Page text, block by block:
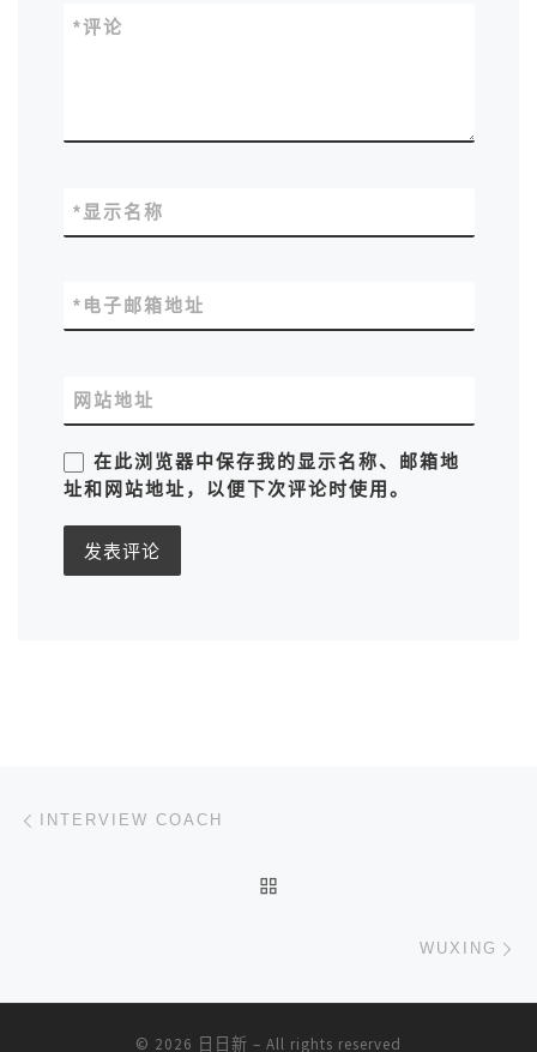
评论
*
显示名称
*
电子邮箱地址
*
网站地址
在此浏览器中保存我的显示名称、邮箱地
址和网站地址，以便下次评论时使用。
文章导航
INTERVIEW COACH
WUXING
© 2026 日日新 – All rights reserved